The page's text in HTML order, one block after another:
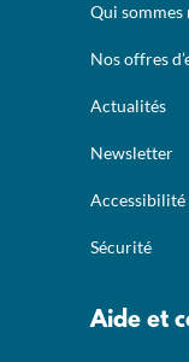
Qui sommes
Nos offres
Actualités
Newsletter
Accessibilité
Sécurité
Aide et